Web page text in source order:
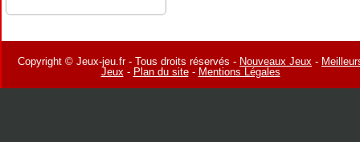
Copyright © Jeux-jeu.fr - Tous droits réservés - Nouveaux Jeux -
Jeux- Plan du site- Mentions Légales